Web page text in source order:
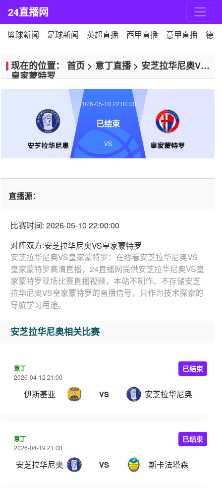
24直播网
篮球新闻 足球新闻 英超直播 西甲直播 意甲直播 德
现在的位置： 首页 > 意丁直播> 安芝拉华尼奥VS
皇家蒙特罗
安芝拉华尼奥 皇家蒙特罗
2026-05-10 22:00:00
已结束
VS
直播源：
比赛时间: 2026-05-10 22:00:00
对阵双方:安芝拉华尼奥VS皇家蒙特罗
安芝拉华尼奥VS皇家蒙特罗：在线看安芝拉华尼奥VS
皇家蒙特罗高清直播，24直播网提供安芝拉华尼奥VS皇
家蒙特罗现场比赛直播视频，本站不制作、不存储安芝
拉华尼奥VS皇家蒙特罗的直播信号，只作为技术探索的
导航学习用途。
安芝拉华尼奥相关比赛
意丁
2026-04-12 21:00
伊斯基亚 VS 安芝拉华尼奥
已结束
意丁
2026-04-19 21:00
安芝拉华尼奥 VS 斯卡法塔森
已结束